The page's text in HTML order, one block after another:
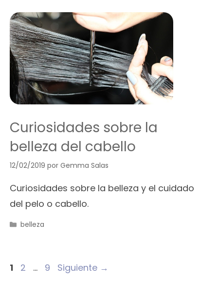
Curiosidades sobre la
belleza del cabello
12/02/2019 por Gemma Salas
Curiosidades sobre la belleza y el cuidado
del pelo o cabello.
Categorías
belleza
Página
1 Página
2 … Página
9 Siguiente →